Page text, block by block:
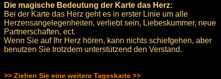
Die magische Bedeutung der Karte das Herz:
Bei der Karte das Herz geht es in erster Linie um alle
Herzensangelegenheiten, verliebt sein, Liebeskummer, neue
Partnerschaften, ect.
Wenn Sie auf Ihr Herz hören, kann nichts schiefgehen, aber
benutzen Sie trotzdem unterstützend den Verstand.
>> Ziehen Sie eine weitere Tageskarte >>